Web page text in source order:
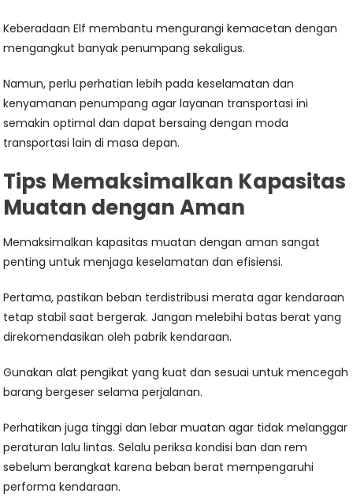
Keberadaan Elf membantu mengurangi kemacetan dengan
mengangkut banyak penumpang sekaligus.
Namun, perlu perhatian lebih pada keselamatan dan
kenyamanan penumpang agar layanan transportasi ini
semakin optimal dan dapat bersaing dengan moda
transportasi lain di masa depan.
Tips Memaksimalkan Kapasitas
Muatan dengan Aman
Memaksimalkan kapasitas muatan dengan aman sangat
penting untuk menjaga keselamatan dan efisiensi.
Pertama, pastikan beban terdistribusi merata agar kendaraan
tetap stabil saat bergerak. Jangan melebihi batas berat yang
direkomendasikan oleh pabrik kendaraan.
Gunakan alat pengikat yang kuat dan sesuai untuk mencegah
barang bergeser selama perjalanan.
Perhatikan juga tinggi dan lebar muatan agar tidak melanggar
peraturan lalu lintas. Selalu periksa kondisi ban dan rem
sebelum berangkat karena beban berat mempengaruhi
performa kendaraan.